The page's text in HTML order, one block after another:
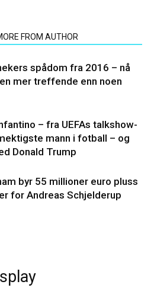
FROM AUTHOR
spådom fra 2016 – nå
mer treffende enn noen
– fra UEFAs talkshow-
mann i fotball – og
Donald Trump
byr 55 millioner euro pluss
for Andreas Schjelderup